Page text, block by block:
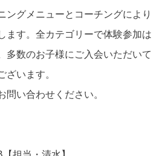
ングメニューとコーチングにより
ます。全カテゴリーで体験参加は
多数のお子様にご入会いただいて
ざいます。
問い合わせください。